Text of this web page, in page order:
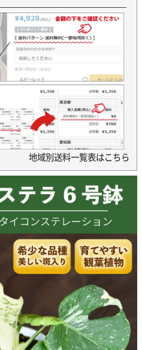
地域別送料一覧表はこちら